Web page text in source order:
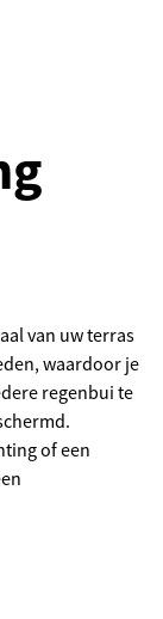
van uw terras
waardoor je
regenbui te
of een